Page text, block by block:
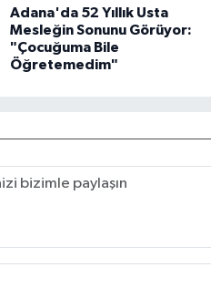
Adana'da 52 Yıllık Usta
Mesleğin Sonunu Görüyor:
"Çocuğuma Bile
Öğretemedim"